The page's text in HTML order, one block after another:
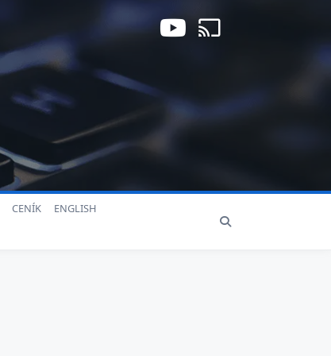
CENÍK
ENGLISH